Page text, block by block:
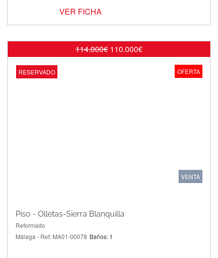
VER FICHA
114.000€ 110.000€
OFERTA
RESERVADO
VENTA
Piso - Olletas-Sierra Blanquilla
Reformado
Málaga - Ref: MA01-00078 Baños: 1